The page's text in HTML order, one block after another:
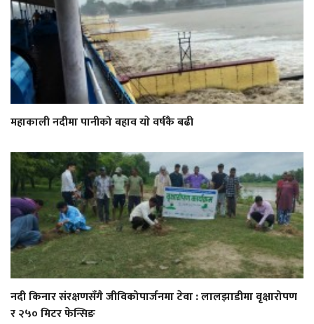
महाकाली नदीमा पानीको बहाव याे वर्षकै बढी
नदी किनार संरक्षणसँगै जीविकोपार्जनमा टेवा : लालझाडीमा वृक्षारोपण
र २५० मिटर फेन्सिङ